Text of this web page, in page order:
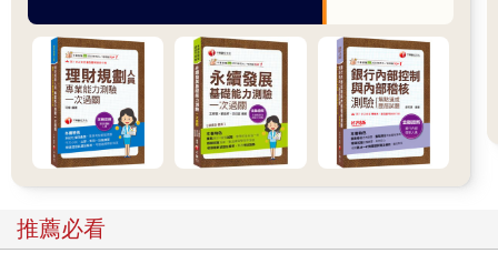
推薦必看